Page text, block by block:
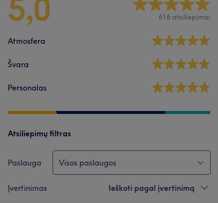
5,0 616 atsiliepimai
Atmosfera
Švara
Personalas
Atsiliepimų filtras
Paslauga Visos paslaugos
Įvertinimas Ieškoti pagal įvertinimą